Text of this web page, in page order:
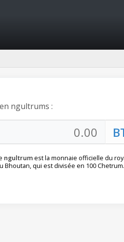
ngultrums :
ngultrumest la monnaie officielle du
Bhoutan, qui est divisée en 100 Chetrum.